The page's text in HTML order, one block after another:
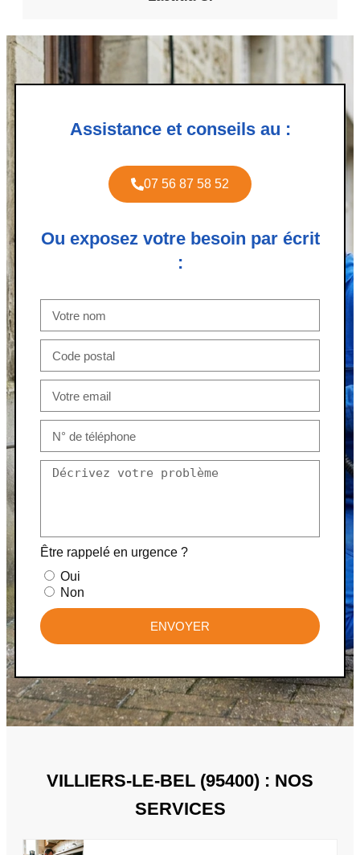
Assistance et conseils au :
07 56 87 58 52
Ou exposez votre besoin par écrit
:
Être rappelé en urgence ?
Oui
Non
ENVOYER
VILLIERS-LE-BEL (95400) : NOS
SERVICES